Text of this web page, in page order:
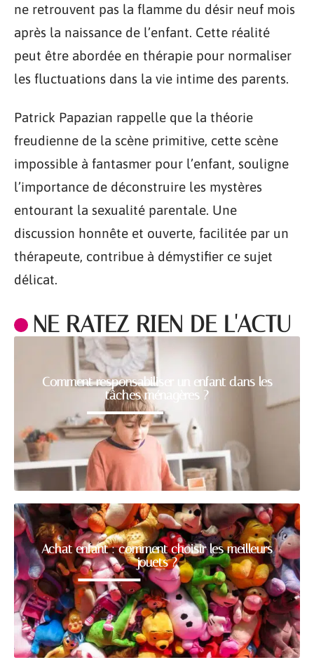
ne retrouvent pas la flamme du désir neuf mois
après la naissance de l’enfant. Cette réalité
peut être abordée en thérapie pour normaliser
les fluctuations dans la vie intime des parents.
Patrick Papazian rappelle que la théorie
freudienne de la scène primitive, cette scène
impossible à fantasmer pour l’enfant, souligne
l’importance de déconstruire les mystères
entourant la sexualité parentale. Une
discussion honnête et ouverte, facilitée par un
thérapeute, contribue à démystifier ce sujet
délicat.
NE RATEZ RIEN DE L'ACTU
Comment responsabiliser un enfant dans les
tâches ménagères ?
Achat enfant : comment choisir les meilleurs
jouets ?